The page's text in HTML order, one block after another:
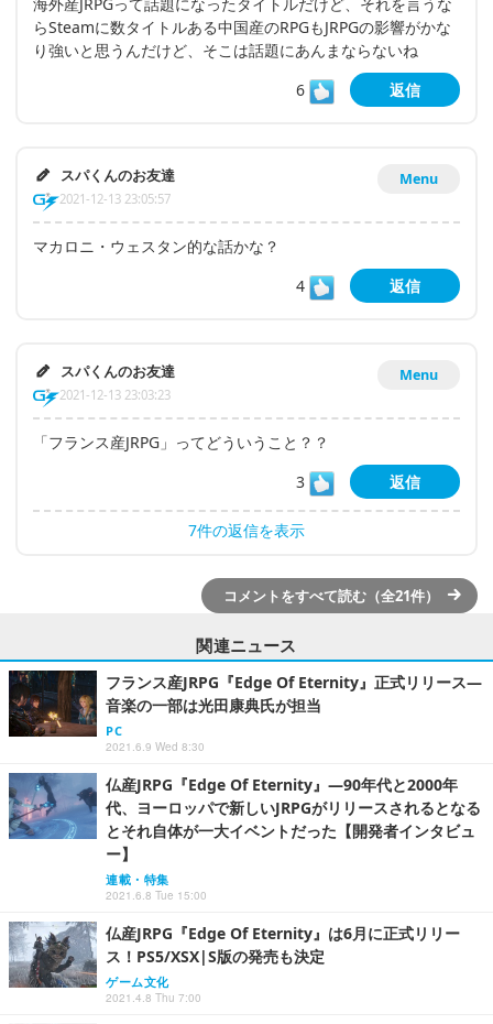
海外産JRPGって話題になったタイトルだけど、それを言うな
らSteamに数タイトルある中国産のRPGもJRPGの影響がかな
り強いと思うんだけど、そこは話題にあんまならないね
6
返信
Menu
スパくんのお友達
2021-12-13 23:05:57
マカロニ・ウェスタン的な話かな？
4
返信
Menu
スパくんのお友達
2021-12-13 23:03:23
「フランス産JRPG」ってどういうこと？？
3
返信
7件の返信を表示
コメントをすべて読む（全21件）
関連ニュース
フランス産JRPG『Edge Of Eternity』正式リリース―
音楽の一部は光田康典氏が担当
PC
2021.6.9 Wed 8:30
仏産JRPG『Edge Of Eternity』―90年代と2000年
代、ヨーロッパで新しいJRPGがリリースされるとなる
とそれ自体が一大イベントだった【開発者インタビュ
ー】
連載・特集
2021.6.8 Tue 15:00
仏産JRPG『Edge Of Eternity』は6月に正式リリー
ス！PS5/XSX|S版の発売も決定
ゲーム文化
2021.4.8 Thu 7:00